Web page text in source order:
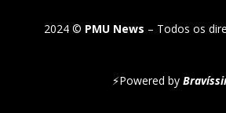
2024 © PMU News – Todos os
⚡Powered by